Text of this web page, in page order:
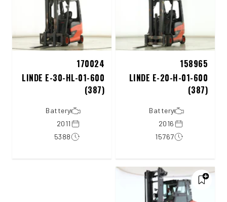
158965
LINDE E-20-H-01-600
(387)
Battery
2016
15767
170024
LINDE E-30-HL-01-600
(387)
Battery
2011
5388